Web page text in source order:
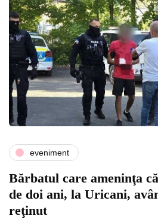
eveniment
Bărbatul care ameninţa
de doi ani, la Uricani,
reţinut